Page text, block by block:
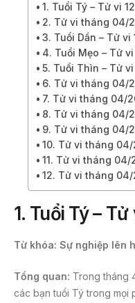
1. Tuổi Tý – Tử vi
2. Tử vi tháng 04/
3. Tuổi Dần – Tử vi
4. Tuổi Mẹo – Tử
5. Tuổi Thìn – Tử
6. Tử vi tháng 04/
7. Tử vi tháng 04/
8. Tử vi tháng 04/
9. Tử vi tháng 04/
10. Tử vi tháng
11. Tử vi tháng
12. Tử vi tháng
1. Tuổi Tý –
Từ khóa: Sự nghiệp lên
Tổng quan: Trong tháng
các bạn tuổi Tý trong mọi